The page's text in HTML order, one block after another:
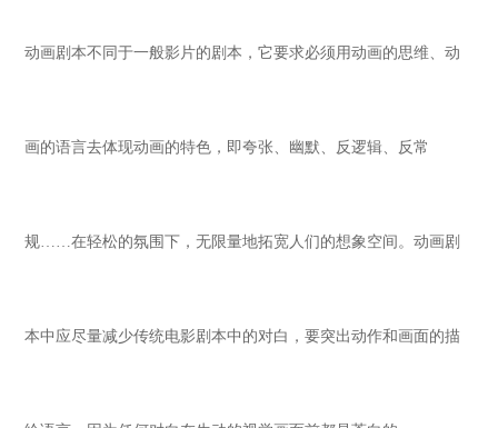
动画剧本不同于一般影片的剧本，它要求必须用动画的思维、动
画的语言去体现动画的特色，即夸张、幽默、反逻辑、反常
规 ……在轻松的氛围下，无限量地拓宽人们的想象空间。动画剧
本中应尽量减少传统电影剧本中的对白，要突出动作和画面的描